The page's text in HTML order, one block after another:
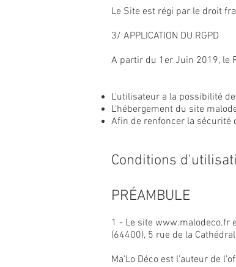
Le Site est régi par le droit
3/ APPLICATION DU RGPD
A partir du 1er Juin 2019, le
L'utilisateur a la possibilité
L'hébergement du site
Afin de renfoncer la sécurité
Conditions
PRÉAMBULE
1 - Le site www.malodeco.fr
(64400), 5 rue de la
Ma'Lo Déco est l’auteur de